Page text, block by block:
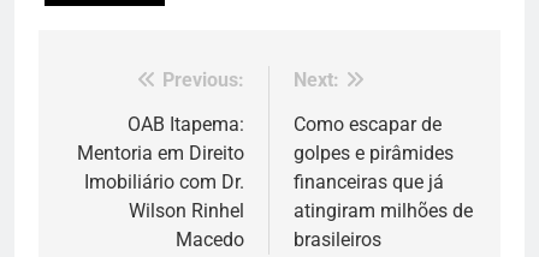
Navegação
Post
Previous:
OAB Itapema:
Mentoria em Direito
Imobiliário com Dr.
Wilson Rinhel
Macedo
Next:
Como escapar de
golpes e pirâmides
financeiras que já
atingiram milhões de
brasileiros